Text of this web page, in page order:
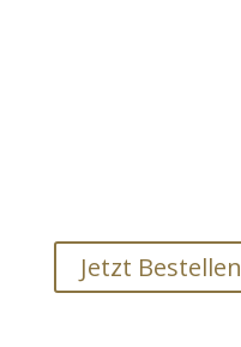
Jetzt Bestellen